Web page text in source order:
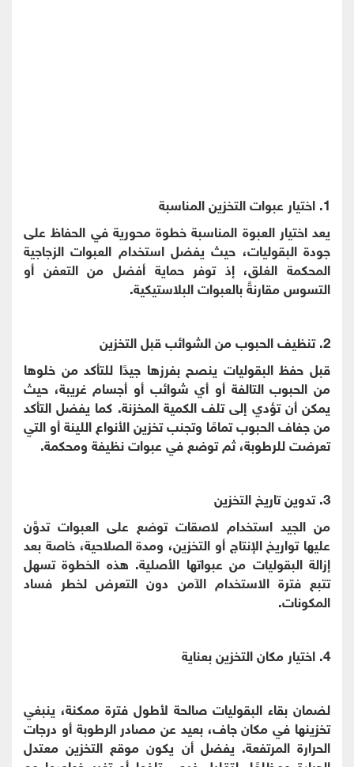
1. اختيار عبوات التخزين المناسبة
يعد اختيار العبوة المناسبة خطوة محورية في الحفاظ على
جودة البقوليات، حيث يفضل استخدام العبوات الزجاجية
المحكمة الغلق، إذ توفر حماية أفضل من التعفن أو
التسوس مقارنةً بالعبوات البلاستيكية.
2. تنظيف الحبوب من الشوائب قبل التخزين
قبل حفظ البقوليات ينصح بفرزها جيدًا للتأكد من خلوها
من الحبوب التالفة أو أي شوائب أو أجسام غريبة، حيث
يمكن أن تؤدي إلى تلف الكمية المخزنة. كما يفضل التأكد
من جفاف الحبوب تمامًا وتجنب تخزين الأنواع اللينة أو التي
تعرضت للرطوبة، ثم توضع في عبوات نظيفة ومحكمة.
3. تدوين تاريخ التخزين
من الجيد استخدام لاصقات توضع على العبوات تدوَّن
عليها تواريخ الإنتاج أو التخزين، ومدة الصلاحية، خاصة بعد
إزالة البقوليات من عبواتها الأصلية. هذه الخطوة تسهل
تتبع فترة الاستخدام الآمن دون التعرض لخطر فساد
المكونات.
4. اختيار مكان التخزين بعناية
لضمان بقاء البقوليات صالحة لأطول فترة ممكنة، ينبغي
تخزينها في مكان جاف، بعيد عن مصادر الرطوبة أو درجات
الحرارة المرتفعة. يفضل أن يكون موقع التخزين معتدل